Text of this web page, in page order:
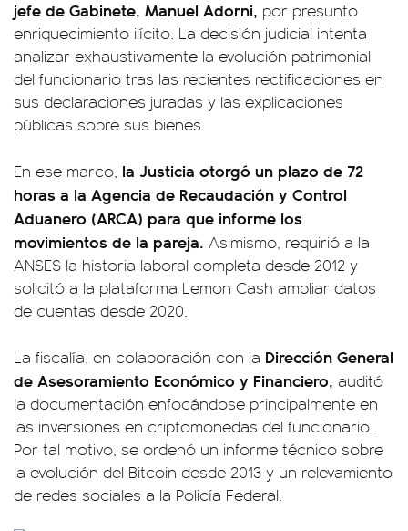
jefe de Gabinete, Manuel Adorni, por presunto
enriquecimiento ilícito. La decisión judicial intenta
analizar exhaustivamente la evolución patrimonial
del funcionario tras las recientes rectificaciones en
sus declaraciones juradas y las explicaciones
públicas sobre sus bienes.
En ese marco, la Justicia otorgó un plazo de 72
horas a la Agencia de Recaudación y Control
Aduanero (ARCA) para que informe los
movimientos de la pareja. Asimismo, requirió a la
ANSES la historia laboral completa desde 2012 y
solicitó a la plataforma Lemon Cash ampliar datos
de cuentas desde 2020.
La fiscalía, en colaboración con la Dirección General
de Asesoramiento Económico y Financiero, auditó
la documentación enfocándose principalmente en
las inversiones en criptomonedas del funcionario.
Por tal motivo, se ordenó un informe técnico sobre
la evolución del Bitcoin desde 2013 y un relevamiento
de redes sociales a la Policía Federal.